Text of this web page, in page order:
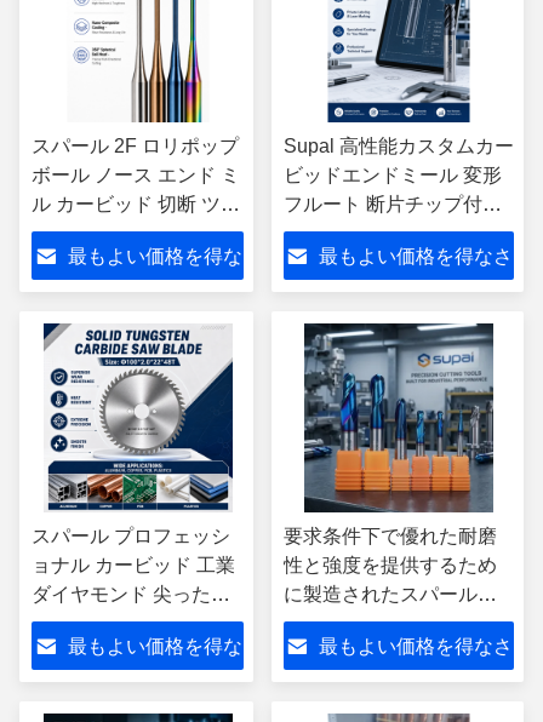
スパール 2F ロリポップ
ボール ノース エンド ミ
ル カービッド 切断 ツー
ル CNC 機械 ロリポッ
プ フリース 切断機
最もよい価格を得な
Supal 高性能カスタムカー
ビッドエンドミール 変形
フルート 断片チップ付き
CNCフレーシングカット
ODM OEM SUS
最もよい価格を得なさ
スパール プロフェッシ
ョナル カービッド 工業
ダイヤモンド 尖った
PCD TCT ソーブレード
完成式 ホットプレス プ
ロセス OEM カスタマイ
ズ
最もよい価格を得な
要求条件下で優れた耐磨
性と強度を提供するため
に製造されたスパールカ
ービッドフレッシングツ
ール最もよい価格を得なさ